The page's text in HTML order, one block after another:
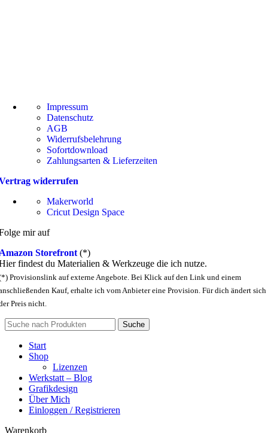
Impressum
Datenschutz
AGB
Widerrufsbelehrung
Sofortdownload
Zahlungsarten & Lieferzeiten
widerrufen
Makerworld
Cricut Design Space
mir auf
Storefront (*)
findest du Materialien & Werkzeuge die ich nutze.
Provisionslink auf externe Angebote. Bei Klick auf den Link und einem
Kauf, erhalte ich vom Anbieter eine Provision. Für dich ändert sich
Preis nicht.
Suche
Start
Shop
Lizenzen
Werkstatt – Blog
Grafikdesign
Über Mich
Einloggen / Registrieren
Warenkorb